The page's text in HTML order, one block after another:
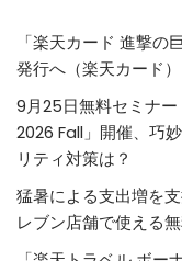
「楽天カード 進撃の
発行へ（楽天カード）
9月25日無料セミナ
2026 Fall」開催、巧
リティ対策は？
猛暑による支出増を
レブン店舗で使える